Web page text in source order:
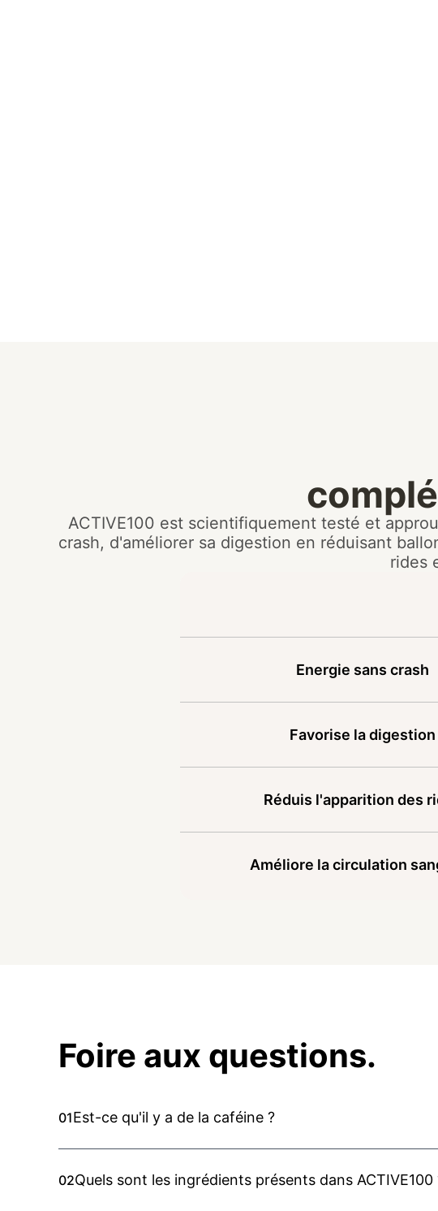
ACTIVE100 est scientifiquement testé et
crash, d'améliorer sa digestion en réduisant
rides
Energie sans crash
Favorise la digestion
Réduis l'apparition des
Améliore la circulation
Foire aux questions.
01Est-ce qu'il y a de la caféine ?
02Quels sont les ingrédients présents dans ACTIVE100